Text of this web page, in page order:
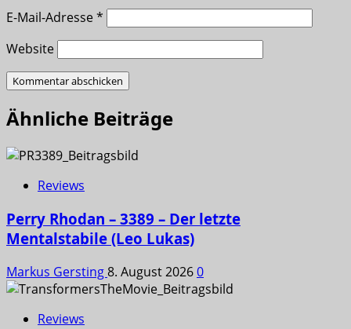
E-Mail-Adresse*
Website
Ähnliche Beiträge
Reviews
Perry Rhodan – 3389 – Der letzte
Mentalstabile (Leo Lukas)
Markus Gersting8. August 20260
Reviews